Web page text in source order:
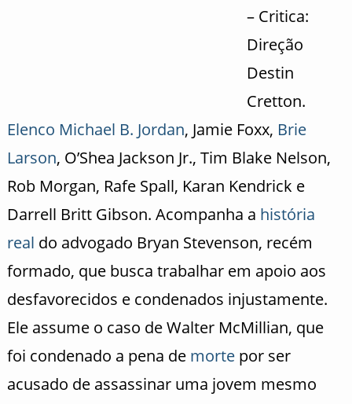
– Critica:
Direção
Destin
Cretton.
Elenco Michael B. Jordan, Jamie Foxx, Brie
Larson, O’Shea Jackson Jr., Tim Blake Nelson,
Rob Morgan, Rafe Spall, Karan Kendrick e
Darrell Britt Gibson. Acompanha a história
real do advogado Bryan Stevenson, recém
formado, que busca trabalhar em apoio aos
desfavorecidos e condenados injustamente.
Ele assume o caso de Walter McMillian, que
foi condenado a pena de mortepor ser
acusado de assassinar uma jovem mesmo